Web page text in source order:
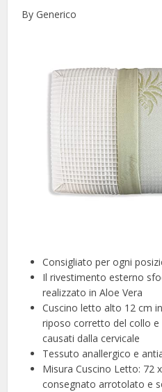
By Generico
Consigliato per ogni
Il rivestimento esterno
realizzato in Aloe Vera
Cuscino letto alto 12 cm
riposo corretto del collo e
causati dalla cervicale
Tessuto anallergico e
Misura Cuscino Letto: 72
consegnato arrotolato e